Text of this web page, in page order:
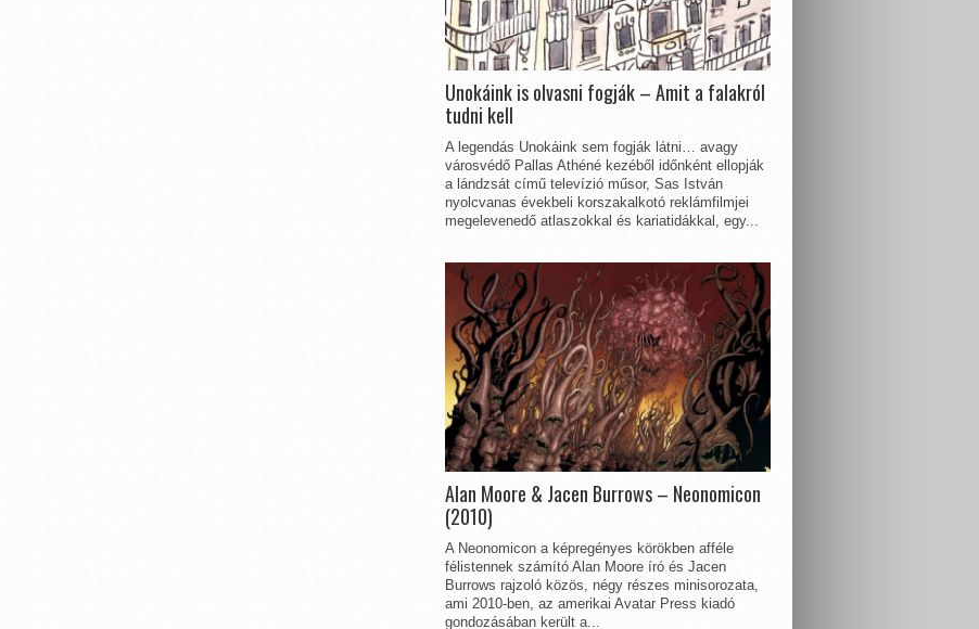
Unokáink is olvasni fogják – Amit a falakról
tudni kell
A legendás Unokáink sem fogják látni… avagy
városvédő Pallas Athéné kezéből időnként ellopják
a lándzsát című televízió műsor, Sas István
nyolcvanas évekbeli korszakalkotó reklámfilmjei
megelevenedő atlaszokkal és kariatidákkal, egy...
Alan Moore & Jacen Burrows – Neonomicon
(2010)
A Neonomicon a képregényes körökben afféle
félistennek számító Alan Moore író és Jacen
Burrows rajzoló közös, négy részes minisorozata,
ami 2010-ben, az amerikai Avatar Press kiadó
gondozásában került a...